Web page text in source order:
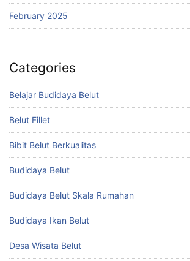
February 2025
Categories
Belajar Budidaya Belut
Belut Fillet
Bibit Belut Berkualitas
Budidaya Belut
Budidaya Belut Skala Rumahan
Budidaya Ikan Belut
Desa Wisata Belut